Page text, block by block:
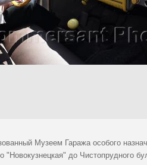
Музеем Гаража особого
"Новокузнецкая" до Чистопрудного